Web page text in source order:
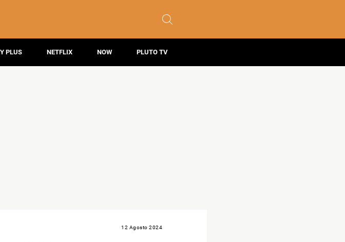
PLUS NETFLIX NOW PLUTO TV
12 Agosto 2024